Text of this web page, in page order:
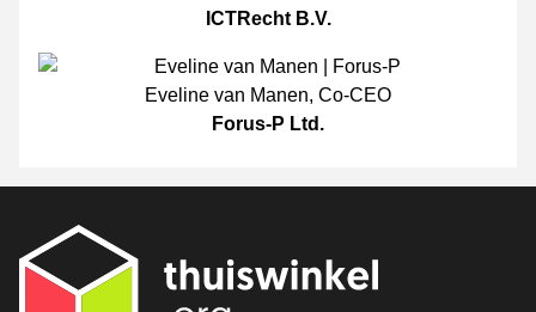
ICTRecht B.V.
Eveline van Manen, Co-CEO
Forus-P Ltd.